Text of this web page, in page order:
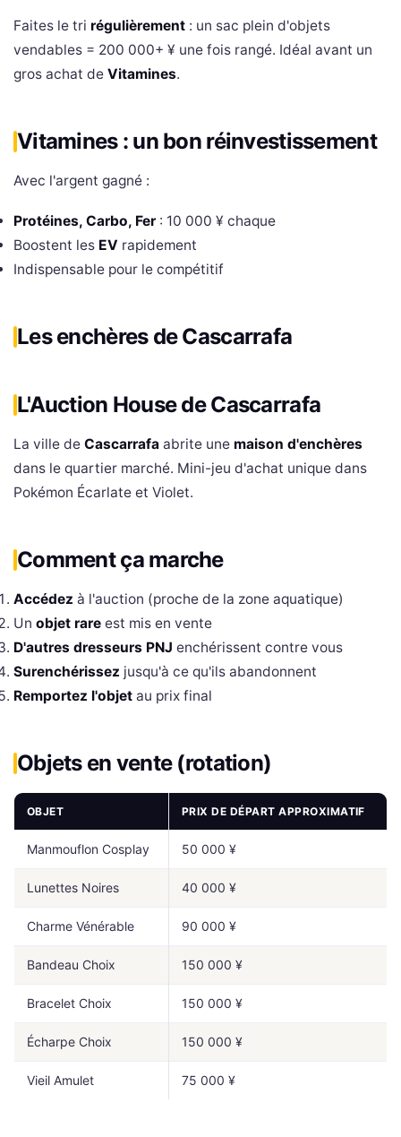
Faites le tri régulièrement : un sac plein d'objets
vendables = 200 000+ ¥ une fois rangé. Idéal avant un
gros achat de Vitamines.
Vitamines : un bon réinvestissement
Avec l'argent gagné :
Protéines, Carbo, Fer : 10 000 ¥ chaque
Boostent les EV rapidement
Indispensable pour le compétitif
Les enchères de Cascarrafa
L'Auction House de Cascarrafa
La ville de Cascarrafa abrite une maison d'enchères
dans le quartier marché. Mini-jeu d'achat unique dans
Pokémon Écarlate et Violet.
Comment ça marche
Accédez à l'auction (proche de la zone aquatique)
Un objet rare est mis en vente
D'autres dresseurs PNJ enchérissent contre vous
Surenchérissez jusqu'à ce qu'ils abandonnent
Remportez l'objet au prix final
Objets en vente (rotation)
OBJET PRIX DE DÉPART APPROXIMATIF
Manmouflon Cosplay 50 000 ¥
Lunettes Noires 40 000 ¥
Charme Vénérable 90 000 ¥
Bandeau Choix 150 000 ¥
Bracelet Choix 150 000 ¥
Écharpe Choix 150 000 ¥
Vieil Amulet 75 000 ¥